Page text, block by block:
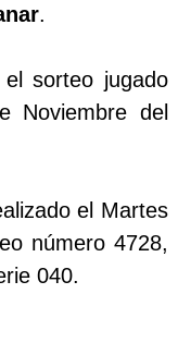
.
sorteo jugado
Noviembre del
el Martes
número 4728,
040.